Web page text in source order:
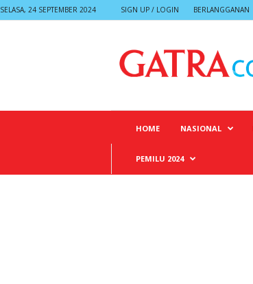
SELASA, 24 SEPTEMBER 2024 SIGN UP / LOGIN BERLANGGANAN
HOME NASIONAL
PEMILU 2024